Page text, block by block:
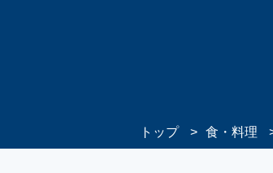
トップ 食・料理